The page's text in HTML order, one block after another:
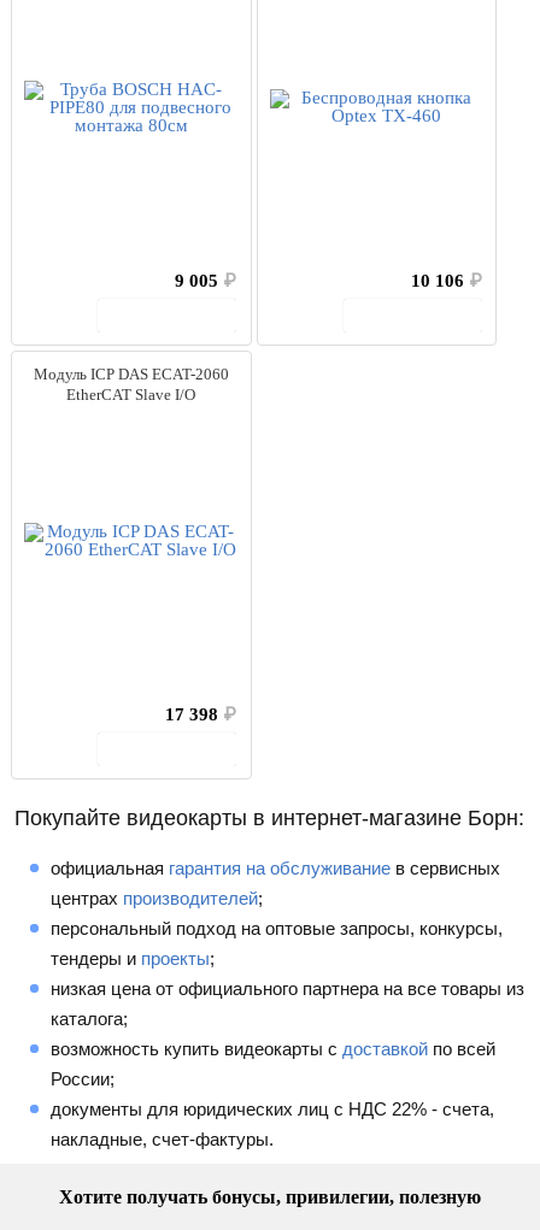
9 005 ₽
10 106 ₽
Модуль ICP DAS ECAT-2060
EtherCAT Slave I/O
17 398 ₽
Покупайте видеокарты в интернет-магазине Борн:
официальная гарантия на обслуживание в сервисных
центрах производителей;
персональный подход на оптовые запросы, конкурсы,
тендеры и проекты;
низкая цена от официального партнера на все товары из
каталога;
возможность купить видеокарты с доставкой по всей
России;
документы для юридических лиц с НДС 22% - счета,
накладные, счет-фактуры.
Хотите получать бонусы, привилегии, полезную